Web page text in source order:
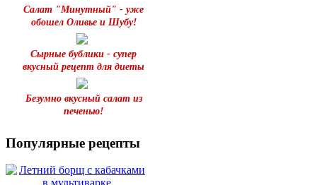
Салат "Минутный" - уже
обошел Оливье и Шубу!
Сырные бублики - супер
вкусный рецепт для диеты
Безумно вкусный салат из
печенью!
Популярные рецепты